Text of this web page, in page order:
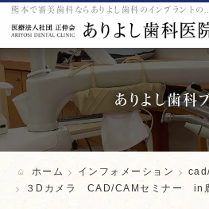
ありよし歯科
ホーム インフォメーション
３Dカメラ CAD/CAMセミナー in